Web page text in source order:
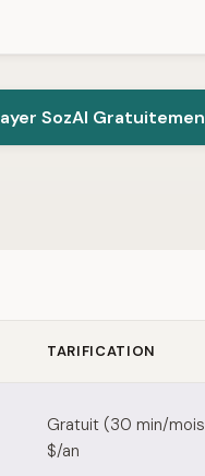
SozAI
TARIFICATION
Gratuit (30 min/
$/an